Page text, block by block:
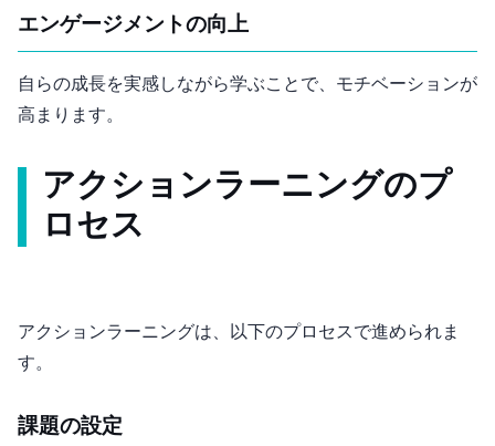
エンゲージメントの向上
自らの成長を実感しながら学ぶことで、モチベーションが
高まります。
アクションラーニングのプ
ロセス
アクションラーニングは、以下のプロセスで進められま
す。
課題の設定